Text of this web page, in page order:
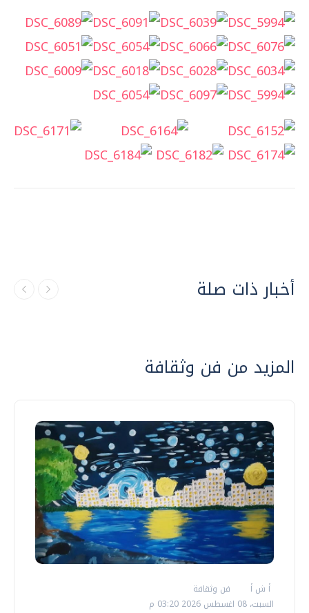
أخبار ذات صلة
المزيد من فن وثقافة
أ ش أ
فن وثقافة
السبت، 08 اغسطس 2026 03:20 م